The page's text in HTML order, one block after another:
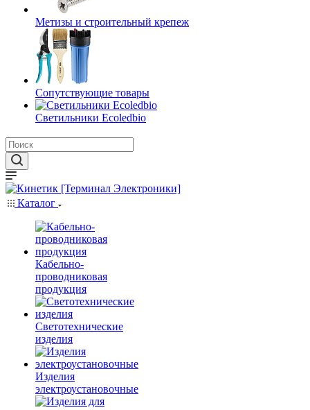
Метизы и строительный крепеж
Сопутствующие товары
Светильники Ecoledbio
Каталог
Кабельно-
проводниковая
продукция
Светотехнические
изделия
Изделия
электроустановочные